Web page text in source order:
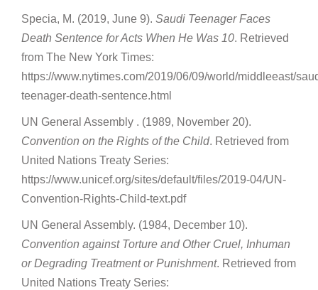
Specia, M. (2019, June 9). Saudi Teenager Faces
Death Sentence for Acts When He Was 10. Retrieved
from The New York Times:
https://www.nytimes.com/2019/06/09/world/middleeast/
teenager-death-sentence.html
UN General Assembly . (1989, November 20).
Convention on the Rights of the Child. Retrieved from
United Nations Treaty Series:
https://www.unicef.org/sites/default/files/2019-04/UN-
Convention-Rights-Child-text.pdf
UN General Assembly. (1984, December 10).
Convention against Torture and Other Cruel, Inhuman
or Degrading Treatment or Punishment. Retrieved from
United Nations Treaty Series: